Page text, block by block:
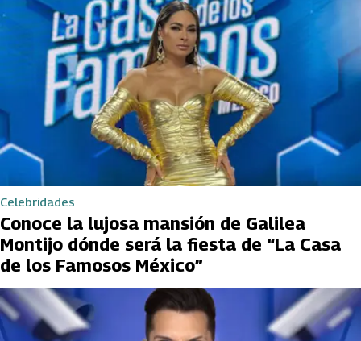
Celebridades
Conoce la lujosa mansión de Galilea
Montijo dónde será la fiesta de “La Casa
de los Famosos México”